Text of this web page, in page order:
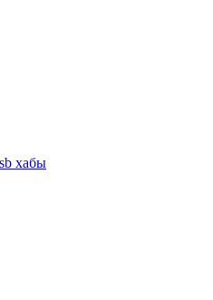
хабы